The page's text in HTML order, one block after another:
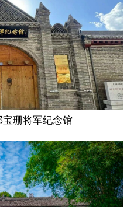
宝珊将军纪念馆